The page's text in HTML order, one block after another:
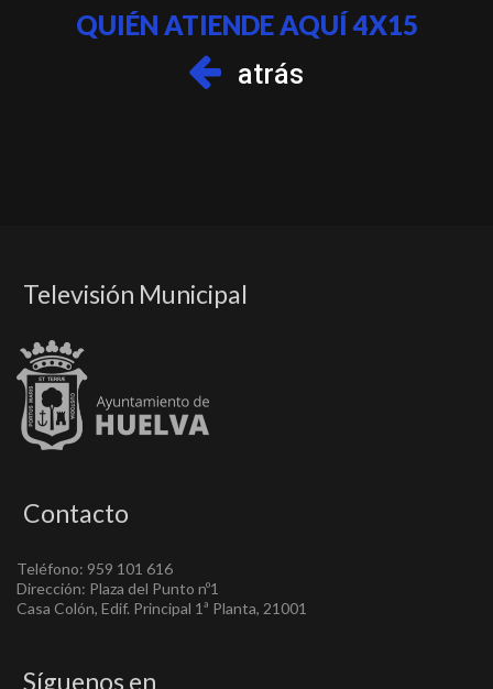
QUIÉN ATIENDE AQUÍ 4X15
atrás
Televisión Municipal
Contacto
Teléfono: 959 101 616
Dirección: Plaza del Punto nº1
Casa Colón, Edif. Principal 1ª Planta, 21001
Síguenos en